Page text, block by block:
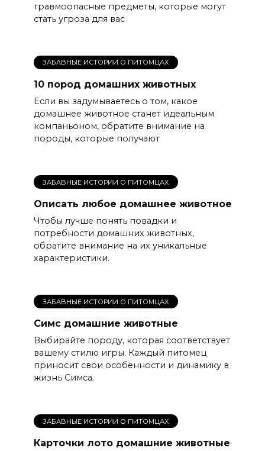
травмоопасные предметы, которые могут
стать угроза для вас
ЗАБАВНЫЕ ИСТОРИИ О ПИТОМЦАХ
10 пород домашних животных
Если вы задумываетесь о том, какое
домашнее животное станет идеальным
компаньоном, обратите внимание на
породы, которые получают
ЗАБАВНЫЕ ИСТОРИИ О ПИТОМЦАХ
Описать любое домашнее животное
Чтобы лучше понять повадки и
потребности домашних животных,
обратите внимание на их уникальные
характеристики.
ЗАБАВНЫЕ ИСТОРИИ О ПИТОМЦАХ
Симс домашние животные
Выбирайте породу, которая соответствует
вашему стилю игры. Каждый питомец
приносит свои особенности и динамику в
жизнь Симса.
ЗАБАВНЫЕ ИСТОРИИ О ПИТОМЦАХ
Карточки лото домашние животные